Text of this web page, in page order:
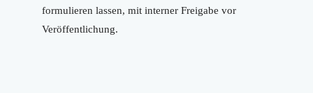
formulieren lassen, mit interner Freigabe vor
Veröffentlichung.